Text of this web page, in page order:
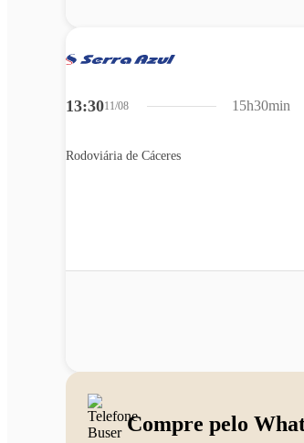
13:3011/08
Rodoviária de Cáceres
15h30min
Compre pelo